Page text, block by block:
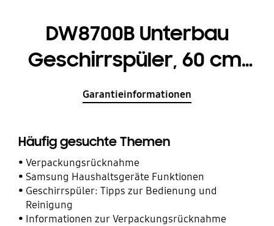
DW8700B Unterbau
Geschirrspüler, 60 cm,
14 Maßgedecke
Garantieinformationen
Häufig gesuchte Themen
Verpackungsrücknahme
Samsung Haushaltsgeräte Funktionen
Geschirrspüler: Tipps zur Bedienung und
Reinigung
Informationen zur Verpackungsrücknahme